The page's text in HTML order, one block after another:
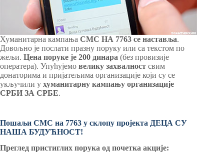
Хуманитарна кампања СМС НА 7763 се наставља.
Довољно је послати празну поруку или са текстом по
жељи. Цена поруке је 200 динара (без провизије
оператера). Упућујемо велику захвалност свим
донаторима и пријатељима организације који су се
укључили у хуманитарну кампању организације
СРБИ ЗА СРБЕ.
Пошаљи СМС на 7763 у склопу пројекта ДЕЦА СУ
НАША БУДУЋНОСТ!
Преглед пристиглих порука од почетка акције: